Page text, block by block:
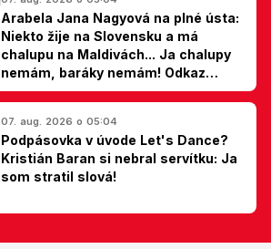
Arabela Jana Nagyová na plné ústa:
Niekto žije na Slovensku a má
chalupu na Maldivách... Ja chalupy
nemám, baráky nemám! Odkaz
Slovákom
07. aug. 2026 o 05:04
Podpásovka v úvode Let's Dance?
Kristián Baran si nebral servítku: Ja
som stratil slová!